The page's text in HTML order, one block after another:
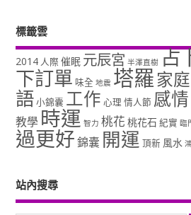
標籤雲
2014人際 催眠 元辰宮 半澤直樹 占
下訂單 味全 地震 塔羅家庭
語小錦囊 工作 心理情人節 感情
教學 時運 智力 桃花 桃花石 紀實 臨
過更好錦囊 開運 頂新 風水
站內搜尋